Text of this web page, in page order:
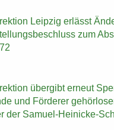
Leip­zig er­lässt
zum
über­gibt er­neut
und För­de­rer
der Samuel-​Heinicke-